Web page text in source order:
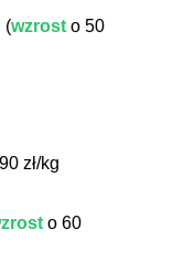
(wzrost o 50
zł/kg
o 60